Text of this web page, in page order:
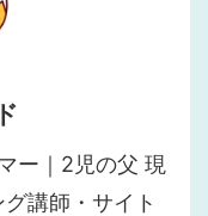
ー｜2児の父 現
講師・サイト